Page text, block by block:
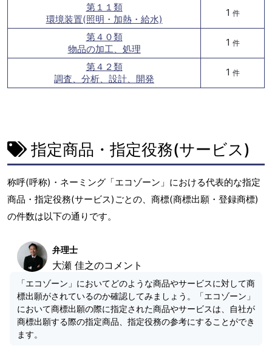
第１１類
環境装置(照明・加熱・給水)
1 件
第４０類
物品の加工、処理
1 件
第４２類
調査、分析、設計、開発
1 件
指定商品・指定役務(サービス)
称呼(呼称)・ネーミング「エコゾーン」における代表的な指定
商品・指定役務(サービス)ごとの、商標(商標出願・登録商標)
の件数は以下の通りです。
弁理士
大瀬 佳之のコメント
「エコゾーン」においてどのような商品やサービスに対して商
標出願がされているのか確認してみましょう。「エコゾーン」
において商標出願の際に指定された商品やサービスは、自社が
商標出願する際の指定商品、指定役務の参考にすることができ
ます。